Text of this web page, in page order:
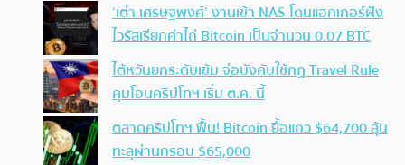
‘เต๋า เศรษฐพงศ์’ งานเข้า NAS โดนแฮกเกอร์ฝัง
ไวรัสเรียกค่าไถ่ Bitcoin เป็นจำนวน 0.07 BTC
ไต้หวันยกระดับเข้ม จ่อบังคับใช้กฏ Travel Rule
คุมโอนคริปโทฯ เริ่ม ต.ค. นี้
ตลาดคริปโทฯ ฟื้น! Bitcoin ยื้อแถว $64,700 ลุ้น
ทะลุผ่านกรอบ $65,000